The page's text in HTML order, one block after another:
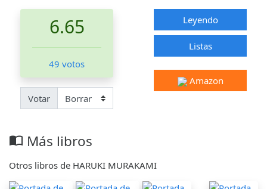
6.65
49 votos
Votar
Leyendo
Listas
Amazon
import_contacts Más libros
Otros libros de HARUKI MURAKAMI